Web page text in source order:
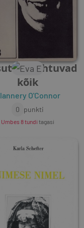
kohtuvad
kõik
O'Connor
0 punkti
Umbes 8 tundi tagasi